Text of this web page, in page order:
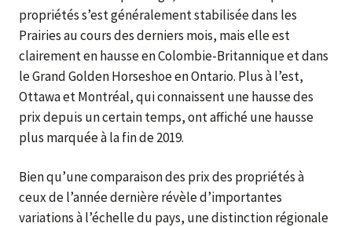
propriétés s’est généralement stabilisée dans les
Prairies au cours des derniers mois, mais elle est
clairement en hausse en Colombie-Britannique et dans
le Grand Golden Horseshoe en Ontario. Plus à l’est,
Ottawa et Montréal, qui connaissent une hausse des
prix depuis un certain temps, ont affiché une hausse
plus marquée à la fin de 2019.
Bien qu’une comparaison des prix des propriétés à
ceux de l’année dernière révèle d’importantes
variations à l’échelle du pays, une distinction régionale